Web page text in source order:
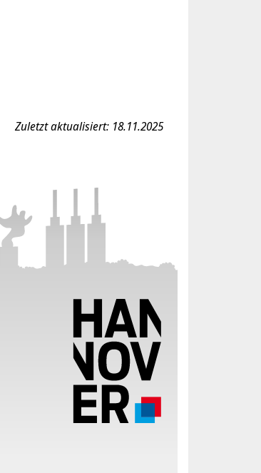
Zuletzt aktualisiert: 18.11.2025